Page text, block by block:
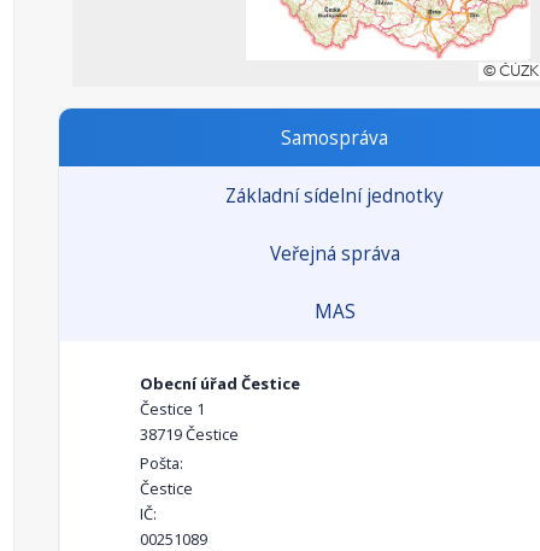
Samospráva
Základní sídelní jednotky
Veřejná správa
MAS
Obecní úřad Čestice
Čestice 1
38719 Čestice
Pošta:
Čestice
IČ:
00251089